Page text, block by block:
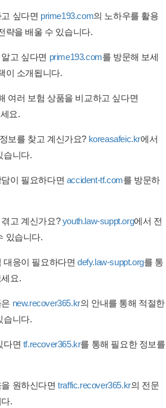
싶다면 prime193.com의 노하우를 활용
략을 배울 수 있습니다.
고 싶다면 prime193.com를 방문해 보세
이 소개됩니다.
여러 보험 상품을 비교하고 싶다면
요.
보를 찾고 계신가요? koreasafeic.kr에서
습니다.
이 필요하다면 accident-tf.com를 방문하
고 계신가요?youth.law-suppt.org에서 전
있습니다.
대응이 필요하다면defy.law-suppt.org를 통
요.
new.recover365.kr의 안내를 통해 적절한
습니다.
다면 tf.recover365.kr를 통해 필요한 정보를
을 원하신다면traffic.recover365.kr의 전문
.